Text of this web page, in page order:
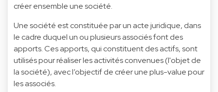
créer ensemble une société.
Une société est constituée par un acte juridique, dans
le cadre duquel un ou plusieurs associés font des
apports. Ces apports, qui constituent des actifs, sont
utilisés pour réaliser les activités convenues (l'objet de
la société), avec l’objectif de créer une plus-value pour
les associés.